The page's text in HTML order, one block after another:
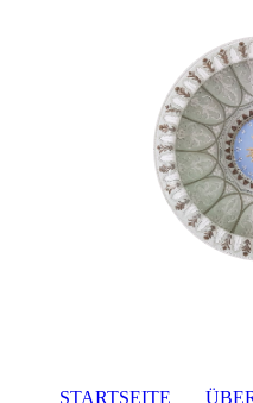
STARTSEITE